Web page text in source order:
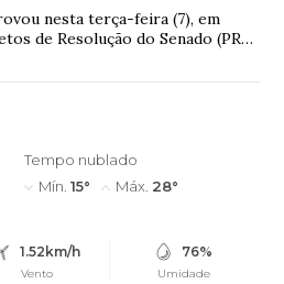
nesta terça-feira (7), em
de Resolução do Senado (PRS)
Tempo nublado
Mín. 15° Máx. 28°
1.52km/h
Vento
76%
Umidade